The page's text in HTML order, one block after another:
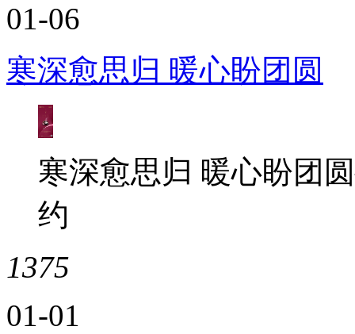
01-06
寒深愈思归 暖心盼团圆
寒深愈思归 暖心盼团
约
1375
01-01